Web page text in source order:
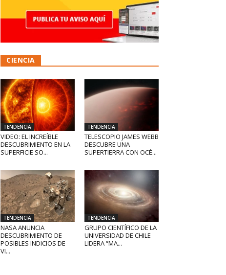
CIENCIA
TENDENCIA
VIDEO: EL INCREÍBLE
DESCUBRIMIENTO EN LA
SUPERFICIE SO...
TENDENCIA
TELESCOPIO JAMES WEBB
DESCUBRE UNA
SUPERTIERRA CON OCÉ...
TENDENCIA
NASA ANUNCIA
DESCUBRIMIENTO DE
POSIBLES INDICIOS DE
VI...
TENDENCIA
GRUPO CIENTÍFICO DE LA
UNIVERSIDAD DE CHILE
LIDERA “MA...